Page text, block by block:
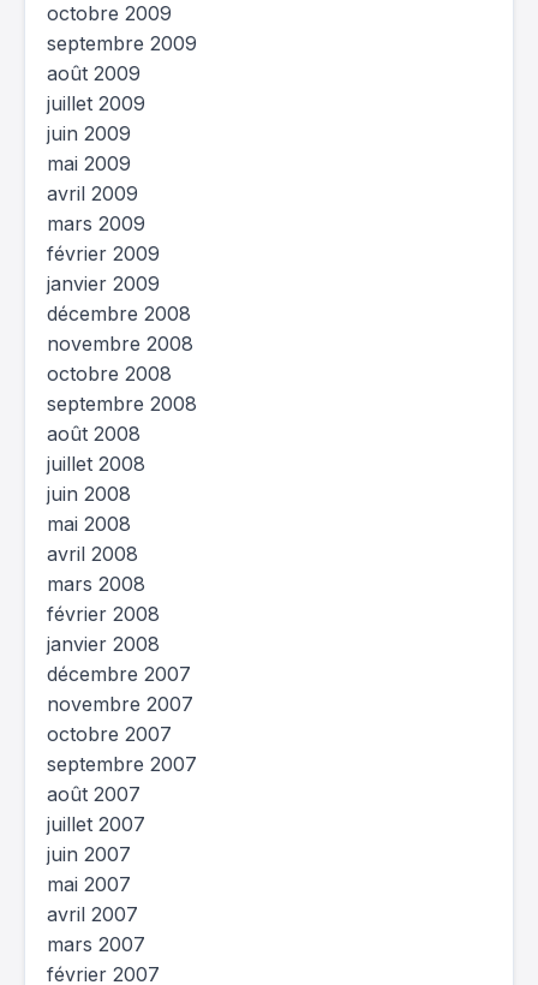
octobre 2009
septembre 2009
août 2009
juillet 2009
juin 2009
mai 2009
avril 2009
mars 2009
février 2009
janvier 2009
décembre 2008
novembre 2008
octobre 2008
septembre 2008
août 2008
juillet 2008
juin 2008
mai 2008
avril 2008
mars 2008
février 2008
janvier 2008
décembre 2007
novembre 2007
octobre 2007
septembre 2007
août 2007
juillet 2007
juin 2007
mai 2007
avril 2007
mars 2007
février 2007